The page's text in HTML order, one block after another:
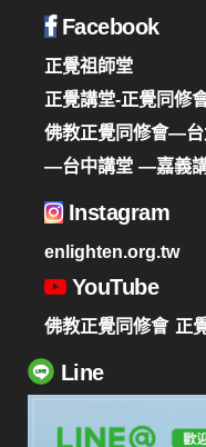
Facebook
正覺祖師堂
正覺講堂-正覺同修
佛教正覺同修會—
—台中講堂 —嘉義
Instagram
enlighten.org.tw
YouTube
佛教正覺同修會 正
Line